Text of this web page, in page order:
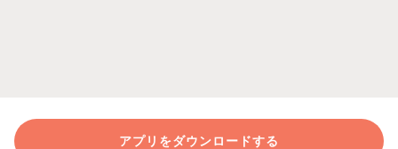
アプリをダウンロードする